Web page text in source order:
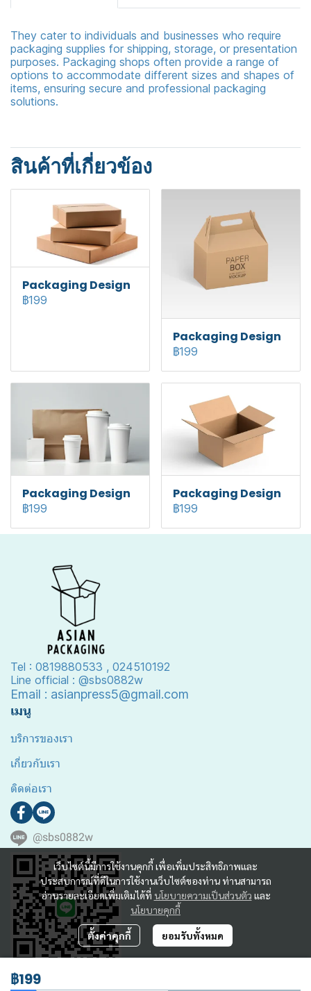
They cater to individuals and businesses who require
packaging supplies for shipping, storage, or presentation
purposes. Packaging shops often provide a range of
options to accommodate different sizes and shapes of
items, ensuring secure and professional packaging
solutions.
สินค้าที่เกี่ยวข้อง
Packaging Design
฿199
Packaging Design
฿199
Packaging Design
฿199
Packaging Design
฿199
฿199
เว็บไซต์นี้มีการใช้งานคุกกี้ เพื่อเพิ่มประสิทธิภาพและ
ประสบการณ์ที่ดีในการใช้งานเว็บไซต์ของท่าน ท่านสามารถ
อ่านรายละเอียดเพิ่มเติมได้ที่ นโยบายความเป็นส่วนตัว และ
นโยบายคุกกี้
ตั้งค่าคุกกี้ ยอมรับทั้งหมด
Tel : 0819880533 , 024510192
Line official : @sbs0882w
Email : asianpress5@gmail.com
เมนู
บริการของเรา
เกี่ยวกับเรา
ติดต่อเรา
@sbs0882w